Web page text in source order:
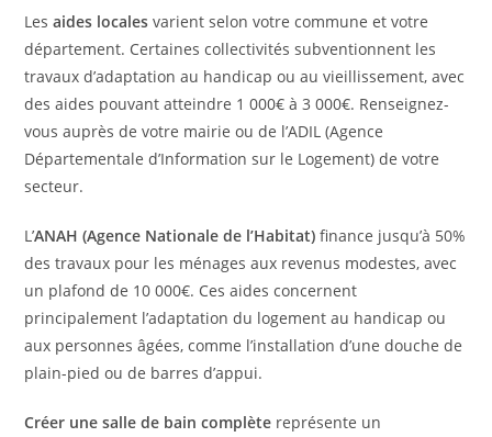
Lesaides locales varient selon votre commune et votre
département. Certaines collectivités subventionnent les
travaux d’adaptation au handicap ou au vieillissement, avec
des aides pouvant atteindre 1 000€ à 3 000€. Renseignez-
vous auprès de votre mairie ou de l’ADIL (Agence
Départementale d’Information sur le Logement) de votre
secteur.
L’ANAH (Agence Nationale de l’Habitat) finance jusqu’à 50%
des travaux pour les ménages aux revenus modestes, avec
un plafond de 10 000€. Ces aides concernent
principalement l’adaptation du logement au handicap ou
aux personnes âgées, comme l’installation d’une douche de
plain-pied ou de barres d’appui.
Créer une salle de bain complète représente un